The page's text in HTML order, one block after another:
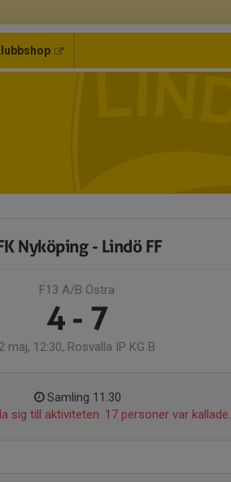
Nyköping - Lindö FF
F13 A/B Östra
4 - 7
2 maj, 12:30, Rosvalla IP KG B
Samling 11:30
sig till aktiviteten. 17 personer var kallade.